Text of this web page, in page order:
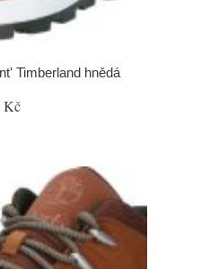
Timberland hnědá
Kč